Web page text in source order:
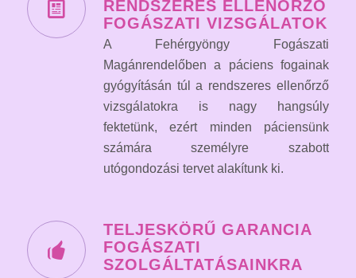
RENDSZERES ELLENŐRZŐ
FOGÁSZATI VIZSGÁLATOK
A Fehérgyöngy Fogászati
Magánrendelőben a páciens fogainak
gyógyításán túl a rendszeres ellenőrző
vizsgálatokra is nagy hangsúly
fektetünk, ezért minden páciensünk
számára személyre szabott
utógondozási tervet alakítunk ki.
TELJESKÖRŰ GARANCIA
FOGÁSZATI
SZOLGÁLTATÁSAINKRA